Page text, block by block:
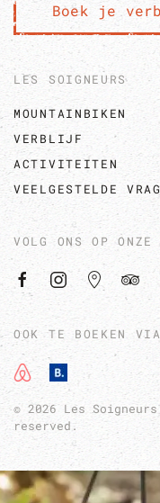
Boek je
VOLG ONS OP ONZE
OOK TE BOEKEN VIA
© 2026Les
reserved.
LES SOIGNEURS
MOUNTAINBIKEN
VERBLIJF
ACTIVITEITEN
VEELGESTELDE